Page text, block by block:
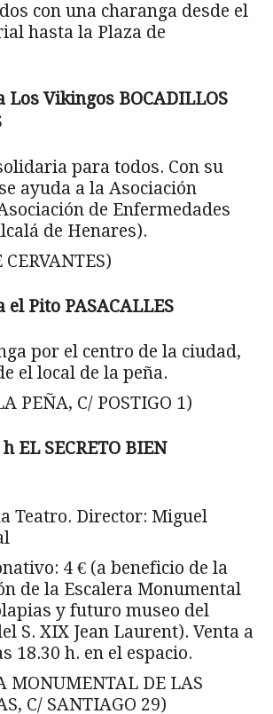
con una charanga desde el
hasta la Plaza de
Los Vikingos BOCADILLOS
para todos. Con su
ayuda a la Asociación
de Enfermedades
de Henares).
el Pito PASACALLES
por el centro de la ciudad,
el local de la peña.
PEÑA, C/ POSTIGO 1)
EL SECRETO BIEN
Teatro. Director: Miguel
4 € (a beneficio de la
de la Escalera Monumental
y futuro museo del
S. XIX Jean Laurent). Venta a
18.30 h. en el espacio.
MONUMENTAL DE LAS
C/ SANTIAGO 29)